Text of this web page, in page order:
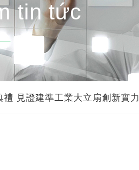
tin tức
見證建準工業大立扇創新實力